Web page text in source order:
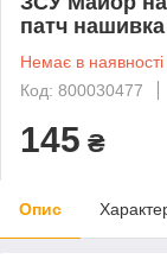
патч
Немає в наявності
Код: 800030477
145 ₴
Опис